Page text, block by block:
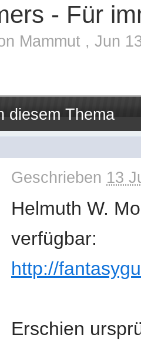
- Für
Mammut , Jun
diesem Thema
Geschrieben 13
Helmuth W.
verfügbar:
http://
Erschien